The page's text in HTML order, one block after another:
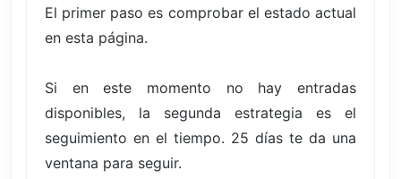
El primer paso es comprobar el estado actual
en esta página.
Si en este momento no hay entradas
disponibles, la segunda estrategia es el
seguimiento en el tiempo. 25 días te da una
ventana para seguir.